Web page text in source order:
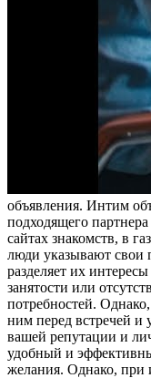
oбъявлeния. Интим
подходящего
сайтах знакомств, в
люди указывают свои
разделяет их
занятости или
потребностей.
ним перед встречей и
вашей репутации и
удобный и
желания. Однако, при